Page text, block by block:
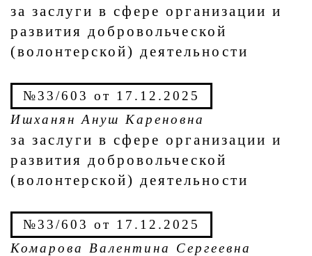
за заслуги в сфере организации и
развития добровольческой
(волонтерской) деятельности
№33/603 от 17.12.2025
Ишханян Ануш Кареновна
за заслуги в сфере организации и
развития добровольческой
(волонтерской) деятельности
№33/603 от 17.12.2025
Комарова Валентина Сергеевна